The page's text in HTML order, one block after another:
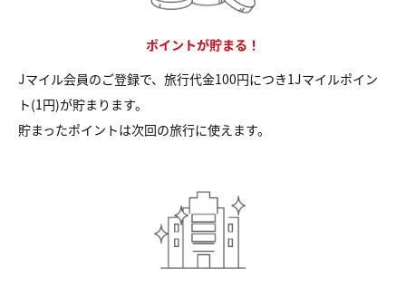
ポイントが貯まる！
Jマイル会員のご登録で、旅行代金100円につき1Jマイルポイン
ト(1円)が貯まります。
貯まったポイントは次回の旅行に使えます。